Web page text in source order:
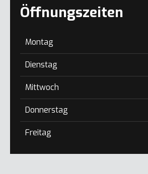
Öffnungszeiten
Montag
Dienstag
Mittwoch
Donnerstag
Freitag